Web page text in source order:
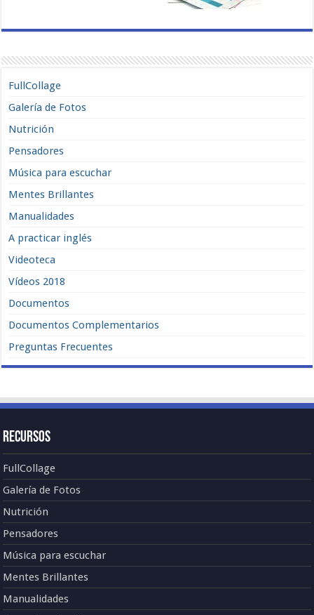
FullCollage
Galería de Fotos
Nutrición
Pensadores
Música para escuchar
Mentes Brillantes
Manualidades
A practicar inglés
Videoteca
Vídeos 2018
Documentos
Documentos Complementarios
Preguntas Frecuentes
Recursos
FullCollage
Galería de Fotos
Nutrición
Pensadores
Música para escuchar
Mentes Brillantes
Manualidades